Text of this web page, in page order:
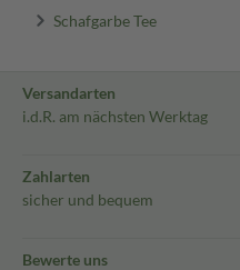
Schafgarbe Tee
Versandarten
i.d.R. am nächsten Werktag
Zahlarten
sicher und bequem
Bewerte uns